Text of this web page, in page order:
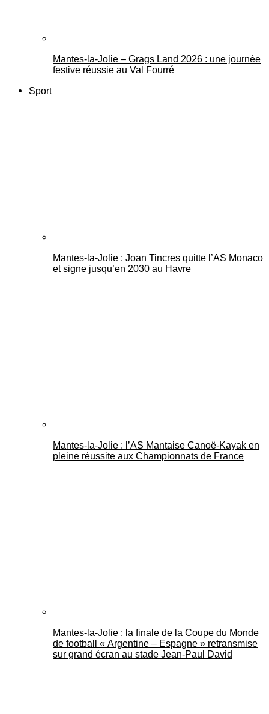
Mantes-la-Jolie – Grags Land 2026 : une journée
festive réussie au Val Fourré
Sport
Mantes-la-Jolie : Joan Tincres quitte l’AS Monaco
et signe jusqu’en 2030 au Havre
Mantes-la-Jolie : l’AS Mantaise Canoë‑Kayak en
pleine réussite aux Championnats de France
Mantes-la-Jolie : la finale de la Coupe du Monde
de football « Argentine – Espagne » retransmise
sur grand écran au stade Jean-Paul David